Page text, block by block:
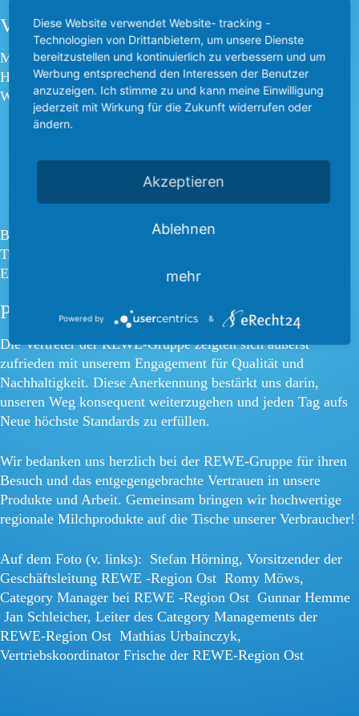
VON DER SAAT BIS ZUM PRODUKT
Mit großer Freude haben wir unseren geschätzten
Handelspartner durch alle Stationen unserer
Wertschöpfungskette geführt:
Die artgerechte Haltung unserer Milchkühe
Den schonenden Verarbeitungsprozess
Die Qualitätssicherung bis zum fertigen Milchprodukt
Besonders stolz sind wir darauf, dass wir vollständige
Transparenz bieten können – vom ersten Saatkorn bis zum
Endprodukt im Kühlregal.
POSITIVE RESONANZ
Die Vertreter der REWE-Gruppe zeigten sich äußerst
zufrieden mit unserem Engagement für Qualität und
Nachhaltigkeit. Diese Anerkennung bestärkt uns darin,
unseren Weg konsequent weiterzugehen und jeden Tag aufs
Neue höchste Standards zu erfüllen.
Wir bedanken uns herzlich bei der REWE-Gruppe für ihren
Besuch und das entgegengebrachte Vertrauen in unsere
Produkte und Arbeit. Gemeinsam bringen wir hochwertige
regionale Milchprodukte auf die Tische unserer Verbraucher!
Auf dem Foto (v. links): Stefan Hörning, Vorsitzender der
Geschäftsleitung REWE -Region Ost Romy Möws,
Category Manager bei REWE -Region Ost Gunnar Hemme
Jan Schleicher, Leiter des Category Managements der
REWE-Region Ost Mathias Urbainczyk,
Vertriebskoordinator Frische der REWE-Region Ost
Diese Website verwendet Website- tracking -
Technologien von Drittanbietern, um unsere Dienste
bereitzustellen und kontinuierlich zu verbessern und um
Werbung entsprechend den Interessen der Benutzer
anzuzeigen. Ich stimme zu und kann meine Einwilligung
jederzeit mit Wirkung für die Zukunft widerrufen oder
ändern.
Akzeptieren
Ablehnen
mehr
Powered by &